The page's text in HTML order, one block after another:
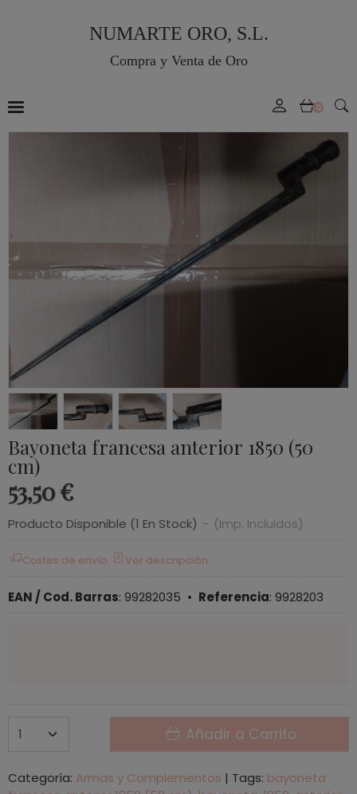
NUMARTE ORO, S.L.
Compra y Venta de Oro
0
Bayoneta francesa anterior 1850 (50
cm)
53,50 €
Producto Disponible (1 En Stock) - (Imp. Incluidos)
Costes de envío Ver descripción
EAN / Cod. Barras: 99282035 • Referencia: 9928203
Añadir a Carrito
Categoría: Armas y Complementos | Tags: bayoneta